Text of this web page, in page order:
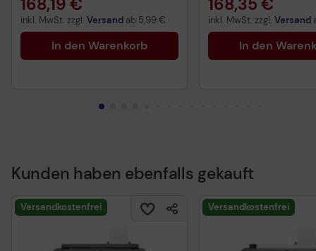
168,19 €
inkl. MwSt. zzgl. Versand ab 5,99 €
In den Warenkorb
168,35 €
inkl. MwSt. zzgl. Versand
In den
Kunden haben ebenfalls gekauft
Versandkostenfrei Versandkostenfrei